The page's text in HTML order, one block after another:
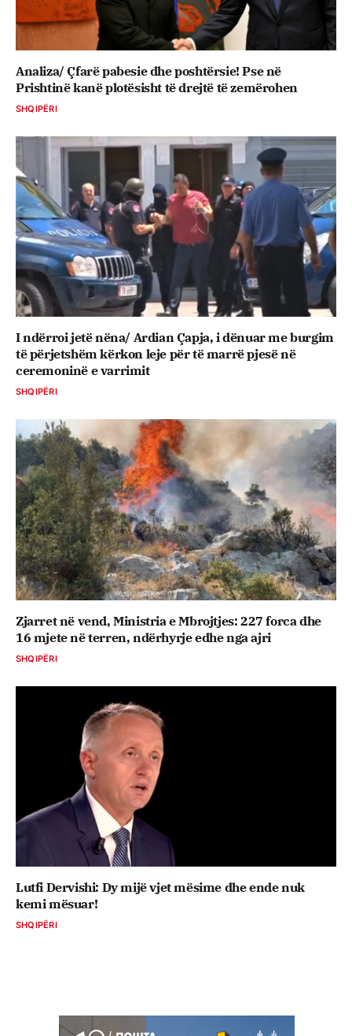
Analiza/ Çfarë pabesie dhe poshtërsie! Pse në
Prishtinë kanë plotësisht të drejtë të zemërohen
SHQIPËRI
I ndërroi jetë nëna/ Ardian Çapja, i dënuar me burgim
të përjetshëm kërkon leje për të marrë pjesë në
ceremoninë e varrimit
SHQIPËRI
Zjarret në vend, Ministria e Mbrojtjes: 227 forca dhe
16 mjete në terren, ndërhyrje edhe nga ajri
SHQIPËRI
Lutfi Dervishi: Dy mijë vjet mësime dhe ende nuk
kemi mësuar!
SHQIPËRI